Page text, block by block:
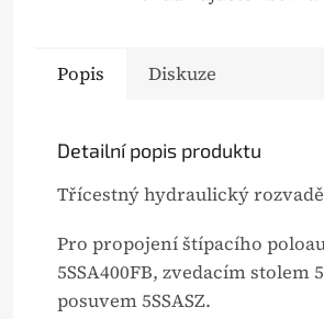
e
0
0
z
5
Popis Diskuze
Detailní popis produktu
Třícestný hydraulický
Pro propojení štípacího
5SSA400FB, zvedacím stolem
posuvem 5SSASZ.